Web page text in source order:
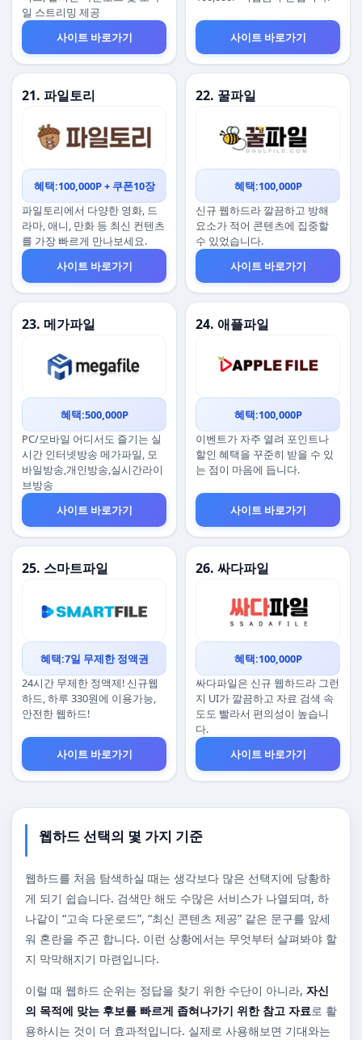
일 스트리밍 제공
사이트 바로가기
사이트 바로가기
21. 파일토리
혜택:100,000P + 쿠폰10장
파일토리에서 다양한 영화, 드
라마, 애니, 만화 등 최신 컨텐츠
를 가장 빠르게 만나보세요.
사이트 바로가기
22. 꿀파일
혜택:100,000P
신규 웹하드라 깔끔하고 방해
요소가 적어 콘텐츠에 집중할
수 있었습니다.
사이트 바로가기
23. 메가파일
혜택:500,000P
PC/모바일 어디서도 즐기는 실
시간 인터넷방송 메가파일, 모
바일방송,개인방송,실시간라이
브방송
사이트 바로가기
24. 애플파일
혜택:100,000P
이벤트가 자주 열려 포인트나
할인 혜택을 꾸준히 받을 수 있
는 점이 마음에 듭니다.
사이트 바로가기
25. 스마트파일
혜택:7일 무제한 정액권
24시간 무제한 정액제! 신규웹
하드, 하루 330원에 이용가능,
안전한 웹하드!
사이트 바로가기
26. 싸다파일
혜택:100,000P
싸다파일은 신규 웹하드라 그런
지 UI가 깔끔하고 자료 검색 속
도도 빨라서 편의성이 높습니
다.
사이트 바로가기
웹하드 선택의 몇 가지 기준
웹하드를 처음 탐색하실 때는 생각보다 많은 선택지에 당황하
게 되기 쉽습니다. 검색만 해도 수많은 서비스가 나열되며, 하
나같이 “고속 다운로드”, “최신 콘텐츠 제공” 같은 문구를 앞세
워 혼란을 주곤 합니다. 이런 상황에서는 무엇부터 살펴봐야 할
지 막막해지기 마련입니다.
이럴 때 웹하드 순위는 정답을 찾기 위한 수단이 아니라, 자신
의 목적에 맞는 후보를 빠르게 좁혀나가기 위한 참고 자료로 활
용하시는 것이 더 효과적입니다. 실제로 사용해보면 기대와는